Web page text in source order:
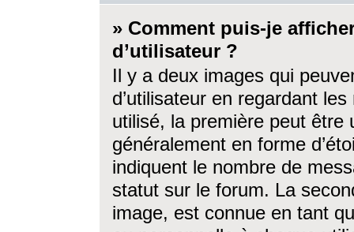
» Comment puis-je
d’utilisateur ?
Il y a deux images qui
d’utilisateur en regardant
utilisé, la première peut être
généralement en forme
indiquent le nombre de
statut sur le forum. La
image, est connue en tant